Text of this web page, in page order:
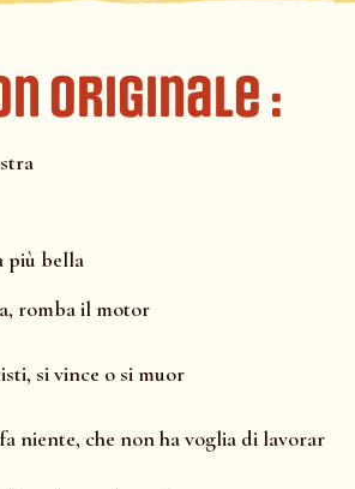
Originale :
più bella
romba il motor
si vince o si muor
niente, che non ha voglia di lavorar